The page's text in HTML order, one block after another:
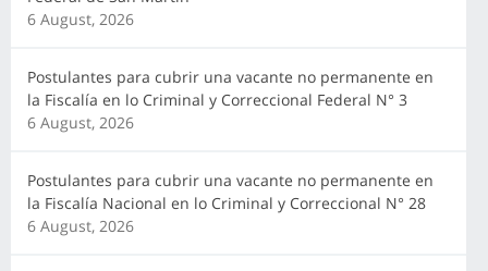
6 August, 2026
Postulantes para cubrir una vacante no permanente en
la Fiscalía en lo Criminal y Correccional Federal N° 3
6 August, 2026
Postulantes para cubrir una vacante no permanente en
la Fiscalía Nacional en lo Criminal y Correccional N° 28
6 August, 2026